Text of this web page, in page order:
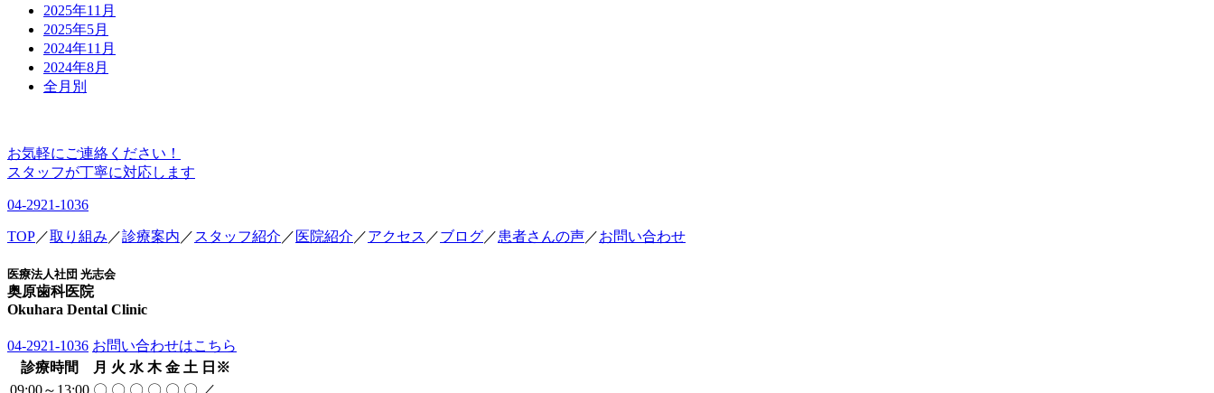
2025年11月
2025年5月
2024年11月
2024年8月
全月別
TOP／取り組み ／診療案内 ／ スタッフ紹介 ／ 医院紹介 ／アクセス ／ブログ／患者さんの声／お問い合わせ
医療法人社団 光志会
奥原歯科医院
Okuhara Dental Clinic
04-2921-1036 お問い合わせはこちら
診療時間
月 火 水 木 金 土 日 ※